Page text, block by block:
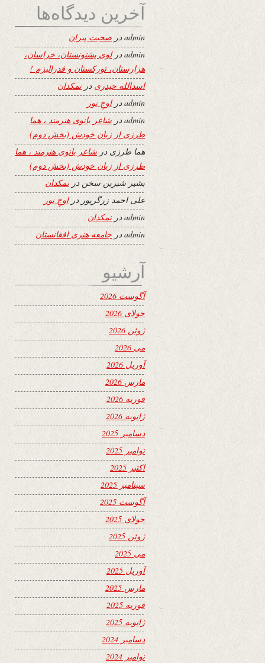
آخرین دیدگاه‌ها
adminدر صحبت پیران
admin درلوی پشتونستان، خراسان،
هزارستان، تورکستان و فدرالیزم !
اسدالله حیدری درنمکدان
adminدراوجِ نور
adminدر شاعر بانوی هنرمند ، هما
طرزی از زبان خودش (بخش دوم)
هما طرزی در شاعر بانوی هنرمند ، هما
طرزی از زبان خودش (بخش دوم)
بشیر شیرین سخن درنمکدان
علی احمد زرگرپور دراوجِ نور
adminدرنمکدان
admin در جامعه هنری افغانستان
آرشیو
آگوست 2026
جولای 2026
ژوئن 2026
می 2026
آوریل 2026
مارس 2026
فوریه 2026
ژانویه 2026
دسامبر 2025
نوامبر 2025
اکتبر 2025
سپتامبر 2025
آگوست 2025
جولای 2025
ژوئن 2025
می 2025
آوریل 2025
مارس 2025
فوریه 2025
ژانویه 2025
دسامبر 2024
نوامبر 2024